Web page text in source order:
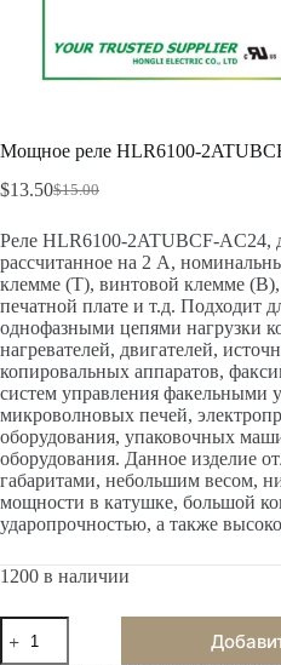
Мощное реле HLR6100-
$15.00
$13.50
Реле HLR6100-2ATUBCF-AC24,
рассчитанное на 2 А,
клемме (T), винтовой клемме
печатной плате и т.д. Подходит
однофазными цепями нагрузки
нагревателей, двигателей,
копировальных аппаратов,
систем управления факельными
микроволновых печей,
оборудования, упаковочных
оборудования. Данное изделие
габаритами, небольшим весом,
мощности в катушке, большой
ударопрочностью, а также
1200 в наличии